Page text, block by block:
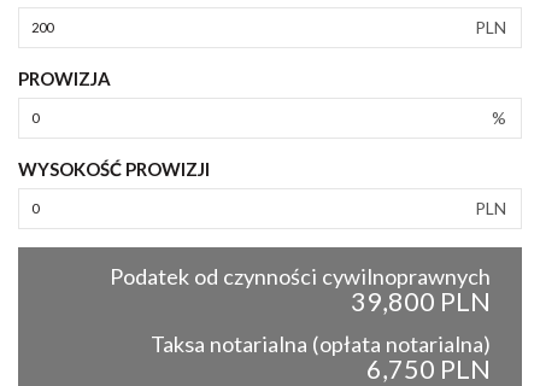
PLN
PROWIZJA
%
WYSOKOŚĆ PROWIZJI
PLN
Podatek od czynności cywilnoprawnych
39,800 PLN
Taksa notarialna (opłata notarialna)
6,750 PLN